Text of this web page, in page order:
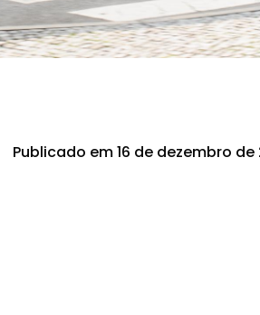
Publicado em 16 de dezembro de